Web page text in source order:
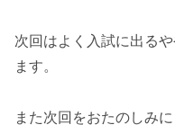
次回はよく入試に出る
ます。
また次回をおたのしみに